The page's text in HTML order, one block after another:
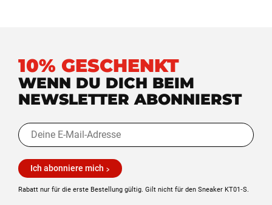
10% GESCHENKT
WENN DU DICH BEIM
NEWSLETTER ABONNIERST
Ich abonniere mich
Rabatt nur für die erste Bestellung gültig. Gilt nicht für den Sneaker KT01‑S.